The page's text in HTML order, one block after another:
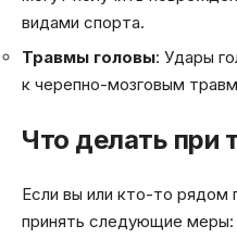
видами спорта.
Травмы головы: Удары
к черепно-мозговым
Что делать при
Если вы или кто-то рядом
принять следующие меры: